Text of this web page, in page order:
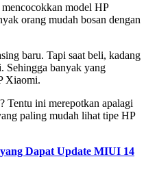
model HP
orang mudah bosan dengan
baru. Tapi saat beli, kadang
Sehingga banyak yang
Xiaomi.
Tentu ini merepotkan apalagi
paling mudah lihat tipe HP
Dapat Update MIUI 14